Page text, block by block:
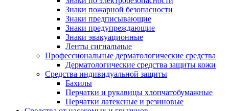
Знаки пожарной безопасности
Знаки предписывающие
Знаки предупреждающие
Знаки эвакуационные
Ленты сигнальные
Профессиональные дерматологические средства
Дерматологические средства защиты кожи
Средства индивидуальной защиты
Бахилы
Перчатки и рукавицы хлопчатобумажные
Перчатки латексные и резиновые